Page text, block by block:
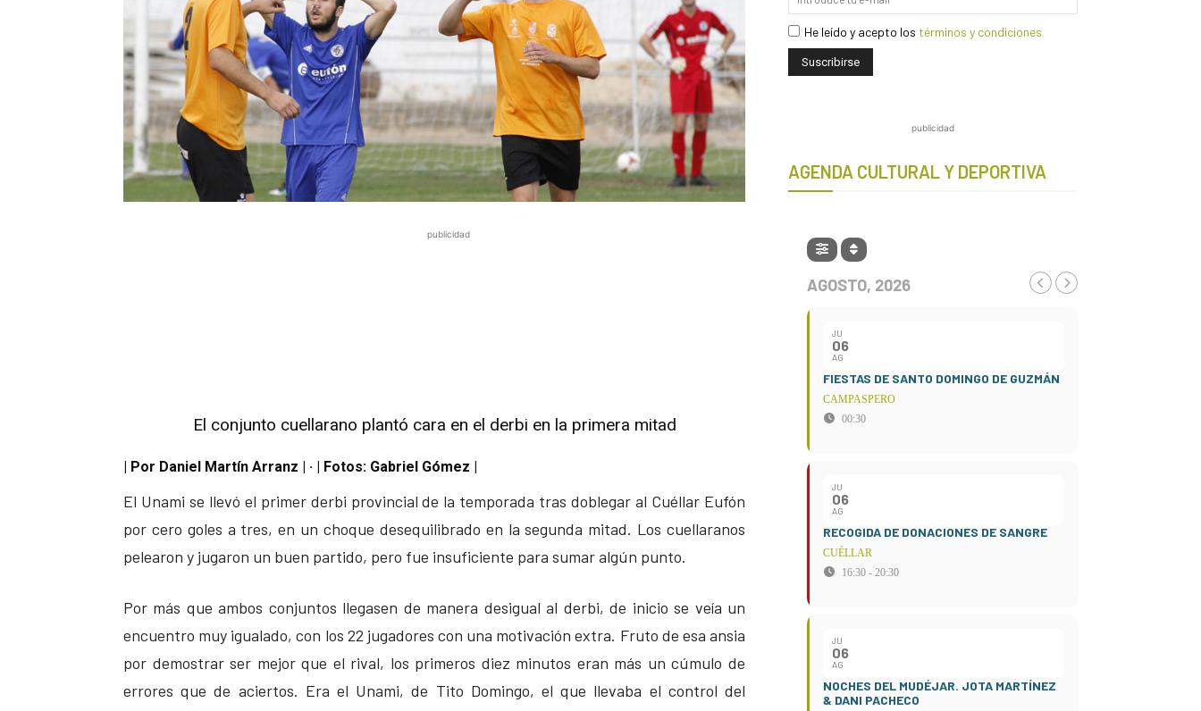
publicidad
El conjunto cuellarano plantó cara en el derbi en la primera mitad
| Por Daniel Martín Arranz | · | Fotos: Gabriel Gómez |
El Unami se llevó el primer derbi provincial de la temporada tras doblegar al Cuéllar Eufón
por cero goles a tres, en un choque desequilibrado en la segunda mitad. Los cuellaranos
pelearon y jugaron un buen partido, pero fue insuficiente para sumar algún punto.
Por más que ambos conjuntos llegasen de manera desigual al derbi, de inicio se veía un
encuentro muy igualado, con los 22 jugadores con una motivación extra. Fruto de esa ansia
por demostrar ser mejor que el rival, los primeros diez minutos eran más un cúmulo de
errores que de aciertos. Era el Unami, de Tito Domingo, el que llevaba el control del
He leído y acepto los términos y condiciones
publicidad
AGENDA CULTURAL Y DEPORTIVA
AGOSTO, 2026
JU
06
AG
FIESTAS DE SANTO DOMINGO DE GUZMÁN
CAMPASPERO
00:30
JU
06
AG
RECOGIDA DE DONACIONES DE SANGRE
CUÉLLAR
16:30 - 20:30
JU
06
AG
NOCHES DEL MUDÉJAR. JOTA MARTÍNEZ
& DANI PACHECO